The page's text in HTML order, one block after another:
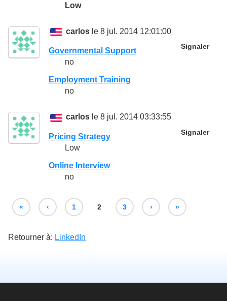
Low
carlos le 8 jul. 2014 12:01:00
Signaler
Governmental Support
no
Employment Training
no
carlos le 8 jul. 2014 03:33:55
Signaler
Pricing Strategy
Low
Online Interview
no
« ‹ 1 2 3 › »
Retourner à: LinkedIn